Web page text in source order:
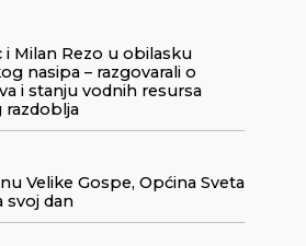
i Milan Rezo u obilasku
nasipa – razgovarali o
i stanju vodnih resursa
Velike Gospe, Općina Sveta
svoj dan